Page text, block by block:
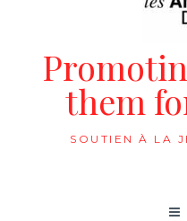
them
SOUTIEN À LA